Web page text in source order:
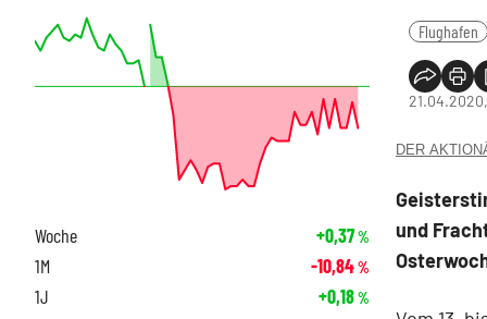
Flughafen
DER
und
Woche +0,37%
1M -10,84%
1J +0,18%